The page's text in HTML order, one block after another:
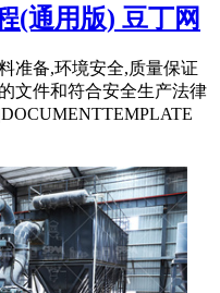
(通用版) 豆丁网
准备,环境安全,质量保证
文件和符合安全生产法律